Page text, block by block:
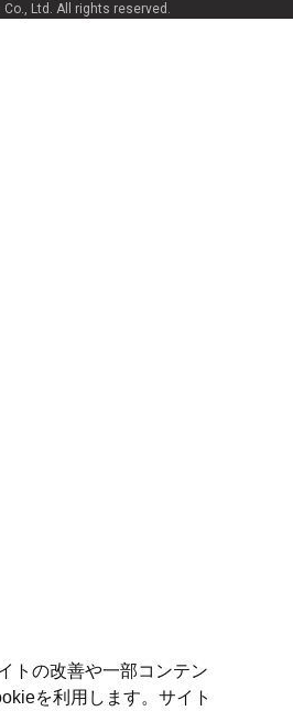
トの改善や一部コンテン
を利用します。サイト
Ltd. All rights reserved.